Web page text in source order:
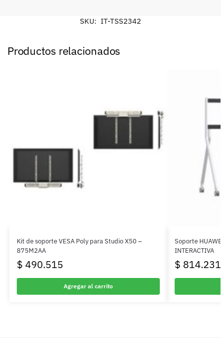
SKU: IT-TSS2342
Productos relacionados
Kit de soporte VESA Poly para Studio X50 –
875M2AA
$ 490.515
Agregar al carrito
Soporte
INTERACTIVA
$ 814.231